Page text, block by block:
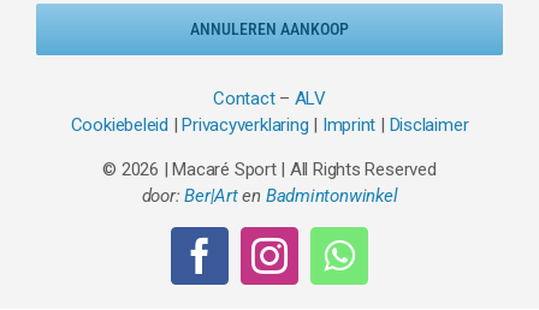
ANNULEREN AANKOOP
Contact– ALV
Cookiebeleid |Privacyverklaring | Imprint | Disclaimer
© 2026 | Macaré Sport | All Rights Reserved
door:Ber|Arten Badmintonwinkel